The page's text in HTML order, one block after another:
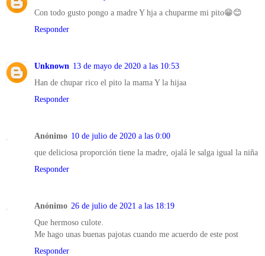
Con todo gusto pongo a madre Y hja a chuparme mi pito😁😊
Responder
Unknown 13 de mayo de 2020 a las 10:53
Han de chupar rico el pito la mama Y la hijaa
Responder
Anónimo 10 de julio de 2020 a las 0:00
que deliciosa proporción tiene la madre, ojalá le salga igual la niña
Responder
Anónimo 26 de julio de 2021 a las 18:19
Que hermoso culote.
Me hago unas buenas pajotas cuando me acuerdo de este post
Responder